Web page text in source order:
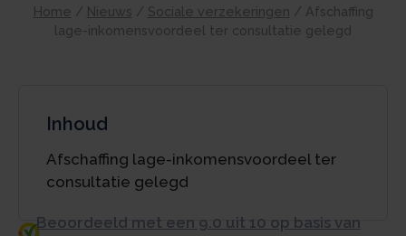
Home / Nieuws / Sociale verzekeringen / Afschaffing
lage-inkomensvoordeel ter consultatie gelegd
Inhoud
Afschaffing lage-inkomensvoordeel ter
consultatie gelegd
Beoordeeld met een 9.0 uit 10 op basis van